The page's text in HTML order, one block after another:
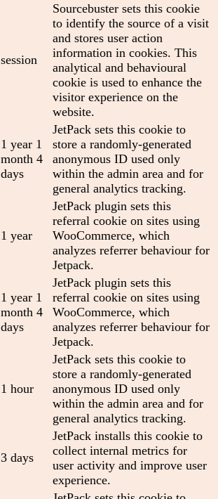
session
Sourcebuster sets this cookie
to identify the source of a visit
and stores user action
information in cookies. This
analytical and behavioural
cookie is used to enhance the
visitor experience on the
website.
1 year 1
month 4
days
JetPack sets this cookie to
store a randomly-generated
anonymous ID used only
within the admin area and for
general analytics tracking.
1 year
JetPack plugin sets this
referral cookie on sites using
WooCommerce, which
analyzes referrer behaviour for
Jetpack.
1 year 1
month 4
days
JetPack plugin sets this
referral cookie on sites using
WooCommerce, which
analyzes referrer behaviour for
Jetpack.
1 hour
JetPack sets this cookie to
store a randomly-generated
anonymous ID used only
within the admin area and for
general analytics tracking.
3 days
JetPack installs this cookie to
collect internal metrics for
user activity and improve user
experience.